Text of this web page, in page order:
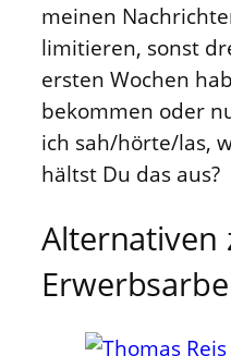
meinen
limitieren, sonst
ersten Wochen
bekommen oder
ich sah/hörte/las,
hältst Du das aus?
Alternativen